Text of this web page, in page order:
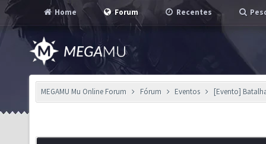
Home Forum Recentes
MEGAMU Mu Online Forum Fórum Eventos [Evento]